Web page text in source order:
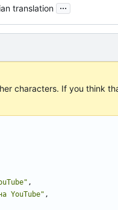
translation ...
characters. If you think
,
YouTube" ,